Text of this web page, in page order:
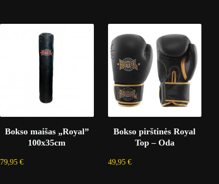
Bokso maišas „Royal”
100x35cm
79,95 €
Bokso pirštinės Royal
Top – Oda
49,95 €